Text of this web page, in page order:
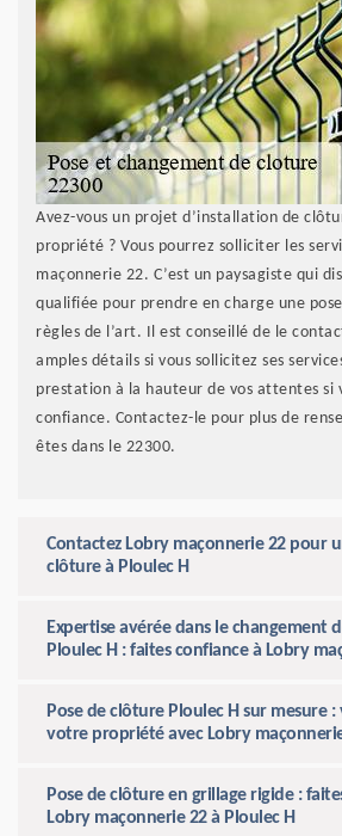
Avez-vous un projet d’installation de
propriété ? Vous pourrez solliciter les
maçonnerie 22. C’est un paysagiste qui
qualifiée pour prendre en charge une
règles de l’art. Il est conseillé de le
amples détails si vous sollicitez ses
prestation à la hauteur de vos attentes si
confiance. Contactez-le pour plus de
êtes dans le 22300.
Contactez Lobry maçonnerie 22 pour
clôture à Ploulec H
Expertise avérée dans le changement
Ploulec H : faites confiance à Lobry
Pose de clôture Ploulec H sur mesure :
votre propriété avec Lobry
Pose de clôture en grillage rigide :
Lobry maçonnerie 22 à Ploulec H